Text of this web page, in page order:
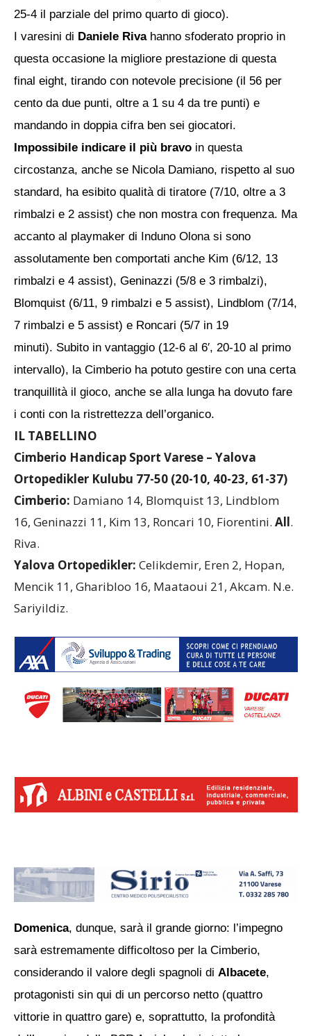
25-4 il parziale del primo quarto di gioco).
I varesini di Daniele Rivahanno sfoderato proprio in
questa occasione la migliore prestazione di questa
final eight, tirando con notevole precisione (il 56 per
cento da due punti, oltre a 1 su 4 da tre punti) e
mandando in doppia cifra ben sei giocatori.
Impossibile indicare il più bravo in questa
circostanza, anche se Nicola Damiano, rispetto al suo
standard, ha esibito qualità di tiratore (7/10, oltre a 3
rimbalzi e 2 assist) che non mostra con frequenza. Ma
accanto al playmaker di Induno Olona si sono
assolutamente ben comportati anche Kim (6/12, 13
rimbalzi e 4 assist), Geninazzi (5/8 e 3 rimbalzi),
Blomquist (6/11, 9 rimbalzi e 5 assist), Lindblom (7/14,
7 rimbalzi e 5 assist) e Roncari (5/7 in 19
minuti). Subito in vantaggio (12-6 al 6′, 20-10 al primo
intervallo), la Cimberio ha potuto gestire con una certa
tranquillità il gioco, anche se alla lunga ha dovuto fare
i conti con la ristrettezza dell’organico.
IL TABELLINO
Cimberio Handicap Sport Varese – Yalova
Ortopedikler Kulubu 77-50 (20-10, 40-23, 61-37)
Cimberio: Damiano 14, Blomquist 13, Lindblom
16, Geninazzi 11, Kim 13, Roncari 10, Fiorentini. All.
Riva.
Yalova Ortopedikler: Celikdemir, Eren 2, Hopan,
Mencik 11, Gharibloo 16, Maataoui 21, Akcam. N.e.
Sariyildiz.
Domenica, dunque, sarà il grande giorno: l’impegno
sarà estremamente difficoltoso per la Cimberio,
considerando il valore degli spagnoli di Albacete,
protagonisti sin qui di un percorso netto (quattro
vittorie in quattro gare) e, soprattutto, la profondità